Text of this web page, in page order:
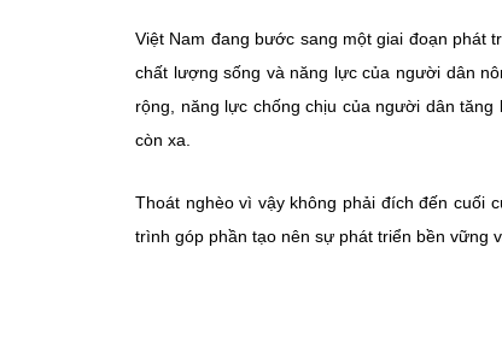
Việt Nam đang bước sang một giai đoạn phát
chất lượng sống và năng lực của người dân
rộng, năng lực chống chịu của người dân
còn xa.
Thoát nghèo vì vậy không phải đích đến cuối
trình góp phần tạo nên sự phát triển bền vững